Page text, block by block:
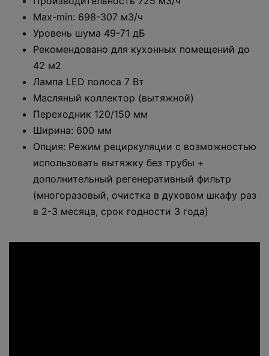
Max-min: 698-307 м3/ч
Уровень шума 49-71 дБ
Рекомендовано для кухонных помещений до
42 м2
Лампа LED полоса 7 Вт
Масляный коллектор (вытяжной)
Переходник 120/150 мм
Ширина: 600 мм
Опция: Режим рециркуляции с возможностью
использовать вытяжку без трубы +
дополнительный регенеративный фильтр
(многоразовый, очистка в духовом шкафу раз
в 2-3 месяца, срок годности 3 года)